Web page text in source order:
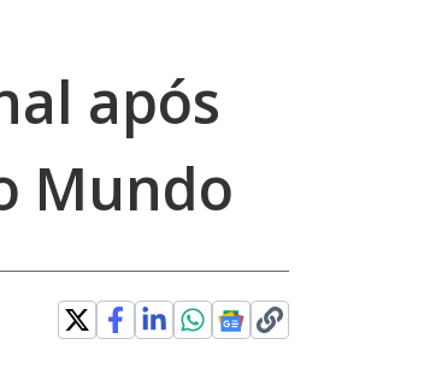
após
Mundo